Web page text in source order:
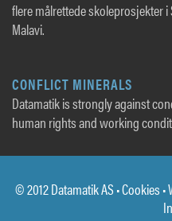
flere målrettede skoleprosjekter i
Malavi.
CONFLICT MINERALS
Datamatik is strongly against
human rights and working
© 2012 Datamatik AS •Cookies